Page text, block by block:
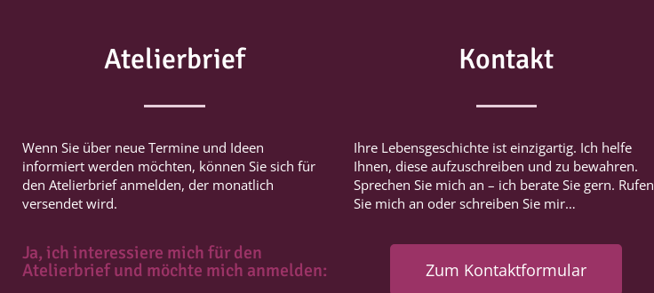
Atelierbrief
Wenn Sie über neue Termine und Ideen
informiert werden möchten, können Sie sich für
den Atelierbrief anmelden, der monatlich
versendet wird.
Ja, ich interessiere mich für den
Atelierbrief und möchte mich anmelden:
Kontakt
Ihre Lebensgeschichte ist einzigartig. Ich helfe
Ihnen, diese aufzuschreiben und zu bewahren.
Sprechen Sie mich an – ich berate Sie gern. Rufen
Sie mich an oder schreiben Sie mir…
Zum Kontaktformular